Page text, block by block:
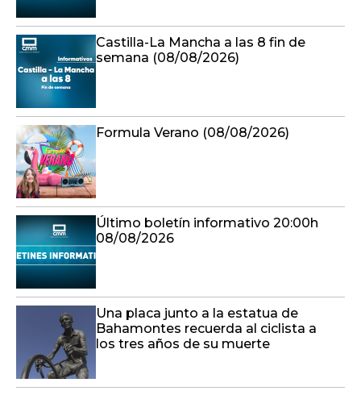
Castilla-La Mancha a las 8 fin de
semana (08/08/2026)
Formula Verano (08/08/2026)
Último boletín informativo 20:00h
08/08/2026
Una placa junto a la estatua de
Bahamontes recuerda al ciclista a
los tres años de su muerte